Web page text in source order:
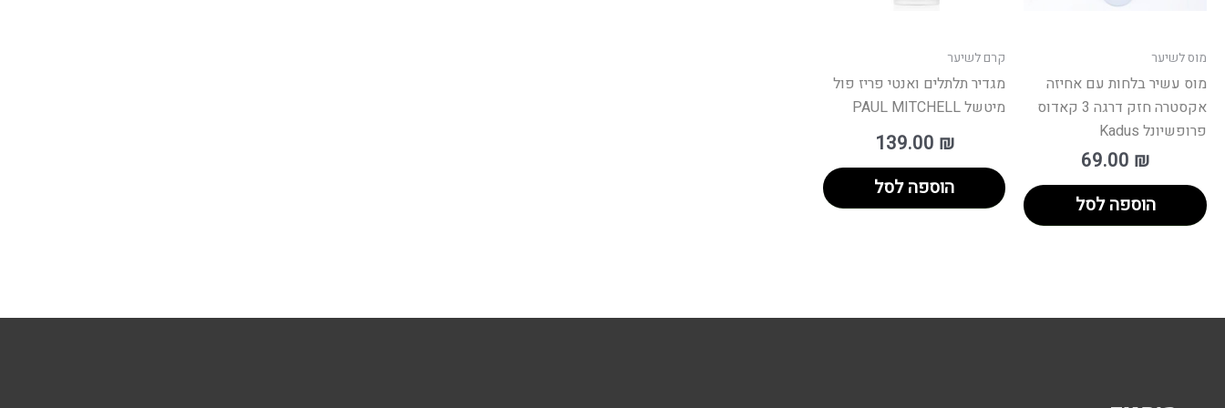
מוס לשיער
מוס עשיר בלחות עם אחיזה
אקסטרה חזק דרגה 3 קאדוס
פרופשיונל Kadus
69.00 ₪
הוספה לסל
קרם לשיער
מגדיר תלתלים ואנטי פריז פול
מיטשל PAUL MITCHELL
139.00 ₪
הוספה לסל